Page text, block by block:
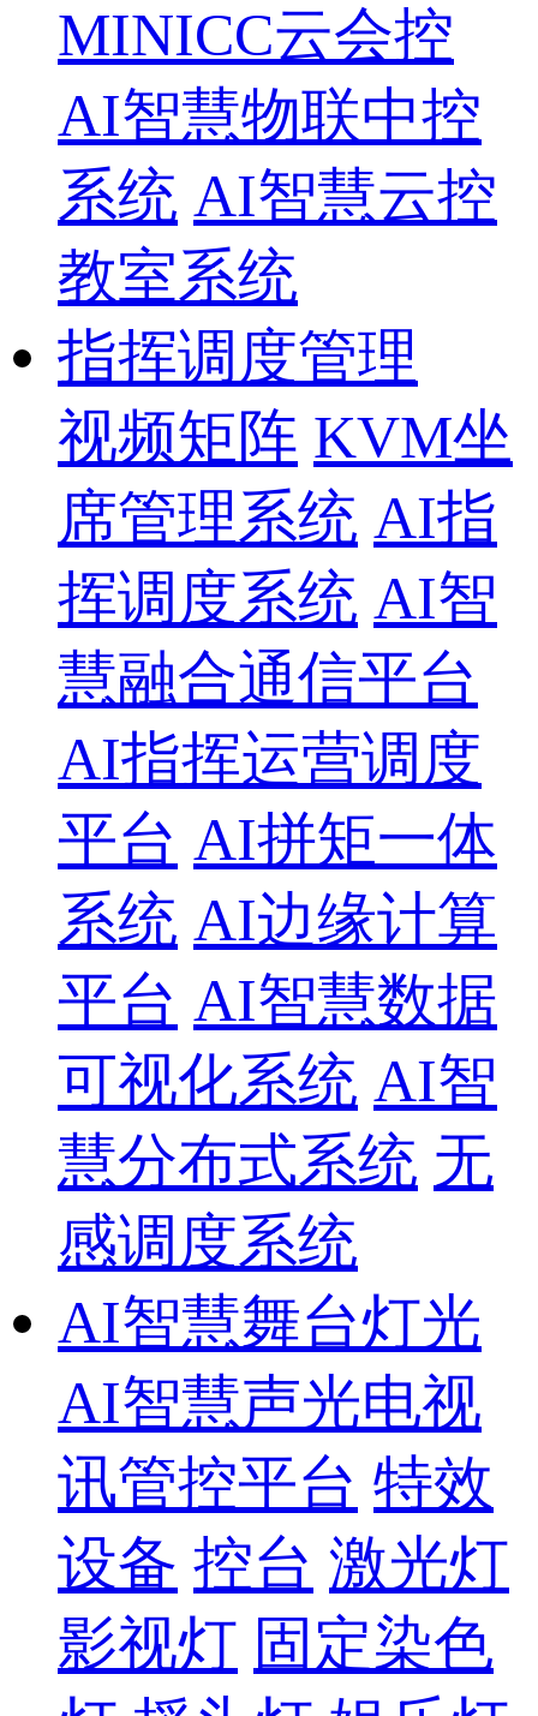
MINICC云会控
AI智慧物联中控
系统 AI智慧云控
教室系统
指挥调度管理
视频矩阵 KVM坐
席管理系统 AI指
挥调度系统 AI智
慧融合通信平台
AI指挥运营调度
平台 AI拼矩一体
系统 AI边缘计算
平台 AI智慧数据
可视化系统 AI智
慧分布式系统 无
感调度系统
AI智慧舞台灯光
AI智慧声光电视
讯管控平台 特效
设备 控台 激光灯
影视灯 固定染色